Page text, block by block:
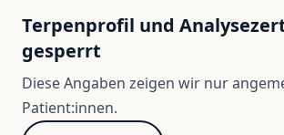
Terpenprofil und
gesperrt
Diese Angaben zeigen wir nur
Patient:innen.